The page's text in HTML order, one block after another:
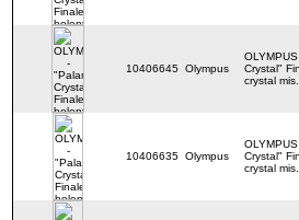
10406645 Olympus
Crystal"
crystal
10406635 Olympus
Crystal"
crystal